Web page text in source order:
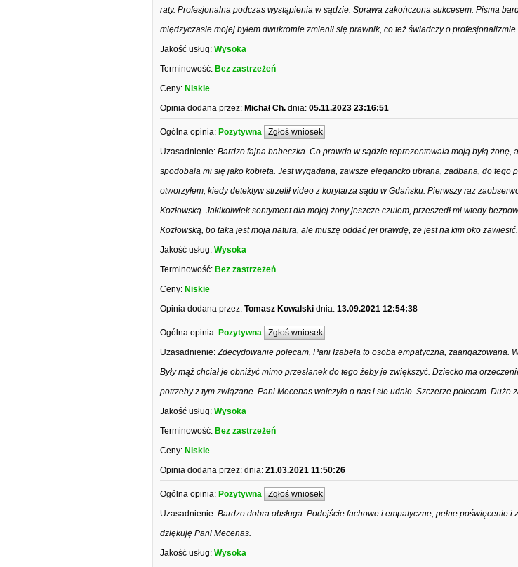
raty. Profesjonalna podczas wystąpienia w sądzie. Sprawa zakończona sukcesem. Pisma
międzyczasie mojej byłem dwukrotnie zmienił się prawnik, co też świadczy o profesjonalizmie
Jakość usług: Wysoka
Terminowość: Bez zastrzeżeń
Ceny: Niskie
Opinia dodana przez: Michał Ch. dnia: 05.11.2023 23:16:51
Ogólna opinia: Pozytywna Zgłoś wniosek
Uzasadnienie: Bardzo fajna babeczka. Co prawda w sądzie reprezentowała moją byłą
spodobała mi się jako kobieta. Jest wygadana, zawsze elegancko ubrana, zadbana, do tego
otworzyłem, kiedy detektyw strzelił video z korytarza sądu w Gdańsku. Pierwszy raz
Kozłowską. Jakikolwiek sentyment dla mojej żony jeszcze czułem, przeszedł mi wtedy
Kozłowską, bo taka jest moja natura, ale muszę oddać jej prawdę, że jest na kim oko
Jakość usług: Wysoka
Terminowość: Bez zastrzeżeń
Ceny: Niskie
Opinia dodana przez: Tomasz Kowalski dnia: 13.09.2021 12:54:38
Ogólna opinia: Pozytywna Zgłoś wniosek
Uzasadnienie: Zdecydowanie polecam, Pani Izabela to osoba empatyczna, zaangażowana.
Były mąż chciał je obniżyć mimo przesłanek do tego żeby je zwiększyć. Dziecko ma
potrzeby z tym związane. Pani Mecenas walczyła o nas i sie udało. Szczerze polecam. Duże
Jakość usług: Wysoka
Terminowość: Bez zastrzeżeń
Ceny: Niskie
Opinia dodana przez: dnia: 21.03.2021 11:50:26
Ogólna opinia: Pozytywna Zgłoś wniosek
Uzasadnienie: Bardzo dobra obsługa. Podejście fachowe i empatyczne, pełne poświęcenie
dziękuję Pani Mecenas.
Jakość usług: Wysoka